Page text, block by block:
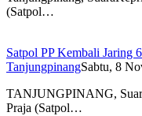
(Satpol…
Satpol PP Kembali Jaring
TanjungpinangSabtu, 8
TANJUNGPINANG,
Praja (Satpol…